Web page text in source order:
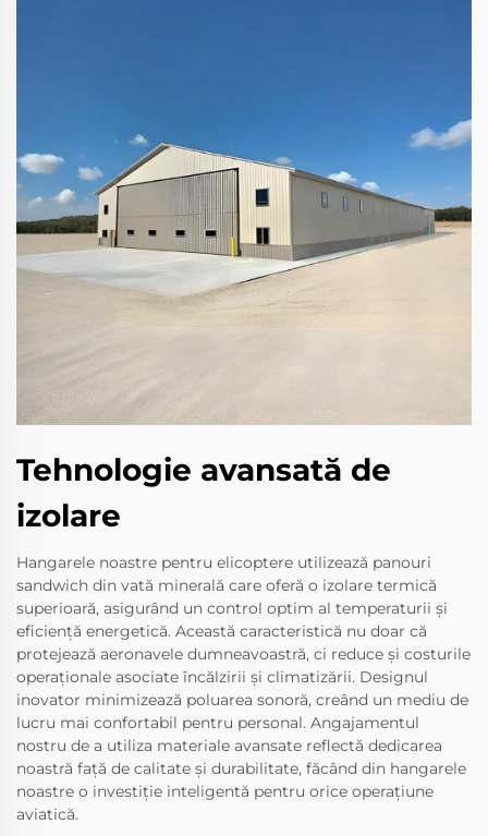
Tehnologie avansată de
izolare
Hangarele noastre pentru elicoptere utilizează panouri
sandwich din vată minerală care oferă o izolare termică
superioară, asigurând un control optim al temperaturii și
eficiență energetică. Această caracteristică nu doar că
protejează aeronavele dumneavoastră, ci reduce și costurile
operaționale asociate încălzirii și climatizării. Designul
inovator minimizează poluarea sonoră, creând un mediu de
lucru mai confortabil pentru personal. Angajamentul
nostru de a utiliza materiale avansate reflectă dedicarea
noastră față de calitate și durabilitate, făcând din hangarele
noastre o investiție inteligentă pentru orice operațiune
aviatică.